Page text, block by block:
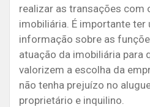
realizar as transações com
imobiliária. É importante ter
informação sobre as
atuação da imobiliária para
valorizem a escolha da
não tenha prejuízo no
proprietário e inquilino.